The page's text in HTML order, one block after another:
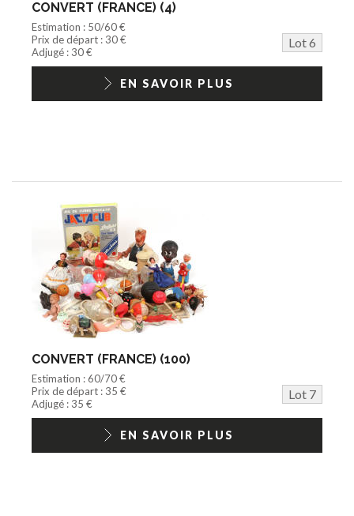
CONVERT (FRANCE) (4)
Estimation : 50/60 €
Prix de départ : 30 €
Lot 6
Adjugé : 30 €
EN SAVOIR PLUS
CONVERT (FRANCE) (100)
Estimation : 60/70 €
Prix de départ : 35 €
Lot 7
Adjugé : 35 €
EN SAVOIR PLUS